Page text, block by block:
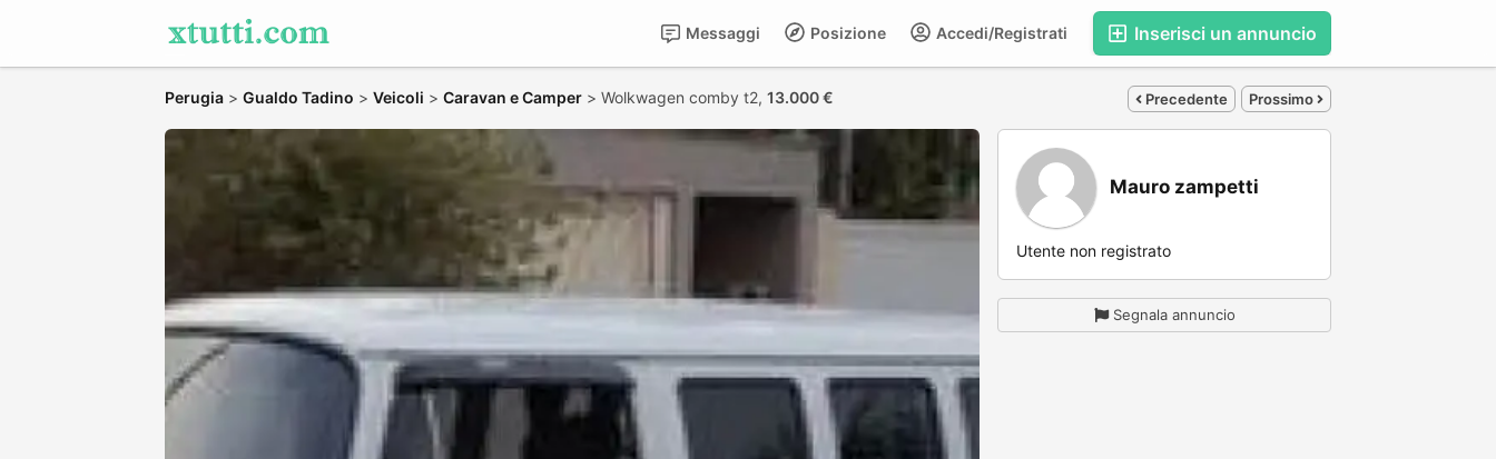
Inserisci un annuncio
Accedi/Registrati
Posizione
Messaggi
Perugia > Gualdo Tadino > Veicoli > Caravan e Camper > Wolkwagen comby t2, 13.000 € Precedente Prossimo
Mauro zampetti
Utente non registrato
Segnala annuncio